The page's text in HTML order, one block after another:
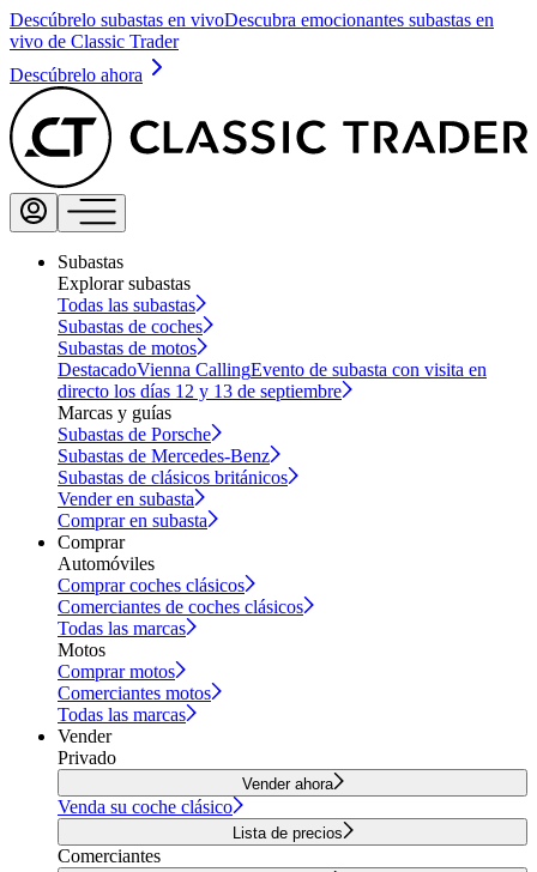
Descúbrelo subastas en vivoDescubra emocionantes subastas en
vivo de Classic Trader
Descúbrelo ahora
Subastas
Explorar subastas
Todas las subastas
Subastas de coches
Subastas de motos
DestacadoVienna CallingEvento de subasta con visita en
directo los días 12 y 13 de septiembre
Marcas y guías
Subastas de Porsche
Subastas de Mercedes-Benz
Subastas de clásicos británicos
Vender en subasta
Comprar en subasta
Comprar
Automóviles
Comprar coches clásicos
Comerciantes de coches clásicos
Todas las marcas
Motos
Comprar motos
Comerciantes motos
Todas las marcas
Vender
Privado
Vender ahora
Venda su coche clásico
Lista de precios
Comerciantes